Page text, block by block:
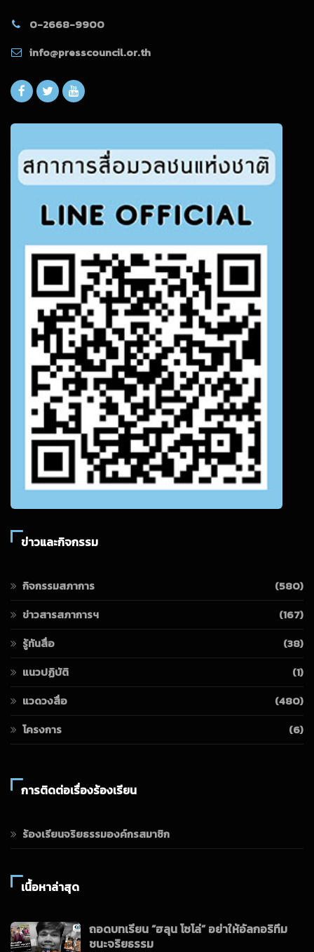
0-2668-9900
info@presscouncil.or.th
ข่าวและกิจกรรม
กิจกรรมสภาการ
(580)
ข่าวสารสภาการฯ
(167)
รู้ทันสื่อ
(38)
แนวปฏิบัติ
(1)
แวดวงสื่อ
(480)
โครงการ
(6)
การติดต่อเรื่องร้องเรียน
ร้องเรียนจริยธรรมองค์กรสมาชิก
เนื้อหาล่าสุด
ถอดบทเรียน “ฮลุน โซโล่” อย่าให้อัลกอริทึม
ชนะจริยธรรม